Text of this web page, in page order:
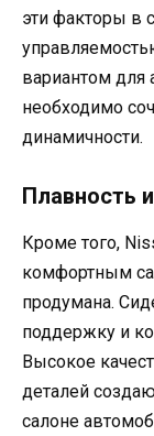
эти факторы в
вариантом для
необходимо
динамичности.
Плавность
Кроме того,
комфортным
продумана.
поддержку и
Высокое
деталей
салоне